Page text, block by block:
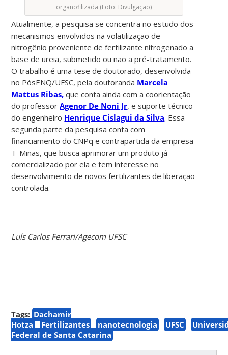
organofilizada (Foto: Divulgação)
Atualmente, a pesquisa se concentra no estudo dos
mecanismos envolvidos na volatilização de
nitrogênio proveniente de fertilizante nitrogenado a
base de ureia, submetido ou não a pré-tratamento.
O trabalho é uma tese de doutorado, desenvolvida
no PósENQ/UFSC, pela doutoranda Marcela
Mattus Ribas, que conta ainda com a coorientação
do professorAgenor De Noni Jr, e suporte técnico
do engenheiro Henrique Cislagui da Silva. Essa
segunda parte da pesquisa conta com
financiamento do CNPq e contrapartida da empresa
T-Minas, que busca aprimorar um produto já
comercializado por ela e tem interesse no
desenvolvimento de novos fertilizantes de liberação
controlada.
Luís Carlos Ferrari/Agecom UFSC
Tags: Dachamir
Hotza
Fertilizantes nanotecnologia UFSC
Federal de Santa Catarina